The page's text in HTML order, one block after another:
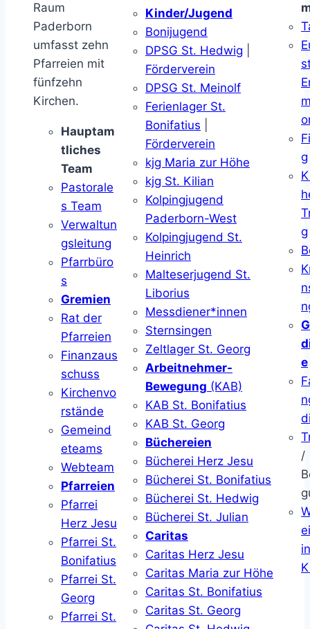
Raum
Paderborn
umfasst zehn
Pfarreien mit
fünfzehn
Kirchen.
Hauptam
tliches
Team
Pastorale
s Team
Verwaltun
gsleitung
Pfarrbüro
s
Gremien
Rat der
Pfarreien
Finanzaus
schuss
Kirchenvo
rstände
Gemeind
eteams
Webteam
Pfarreien
Pfarrei
Herz Jesu
Pfarrei St.
Bonifatius
Pfarrei St.
Georg
Pfarrei St.
Kinder/Jugend
Bonijugend
DPSG St. Hedwig
Förderverein
DPSG St. Meinolf
Ferienlager St.
Bonifatius
Förderverein
kjg Maria zur Höhe
kjg St. Kilian
Kolpingjugend
Paderborn-West
Kolpingjugend St.
Heinrich
Malteserjugend St.
Liborius
Messdiener*innen
Sternsingen
Zeltlager St. Georg
Arbeitnehmer-
Bewegung (KAB)
KAB St. Bonifatius
KAB St. Georg
Büchereien
Bücherei Herz Jesu
Bücherei St. Bonifatius
Bücherei St. Hedwig
Bücherei St. Julian
Caritas
Caritas Herz Jesu
Caritas Maria zur Höhe
Caritas St. Bonifatius
Caritas St. Georg
g
g
e
/